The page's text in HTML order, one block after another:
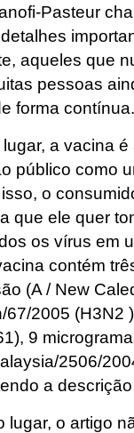
Pasteur
aqueles que
pessoas
forma
a vacina
público como
o
que ele quer
os vírus em
contém
(A / New
67/2005 (H3N2
9
2506/
a
lugar, o artigo